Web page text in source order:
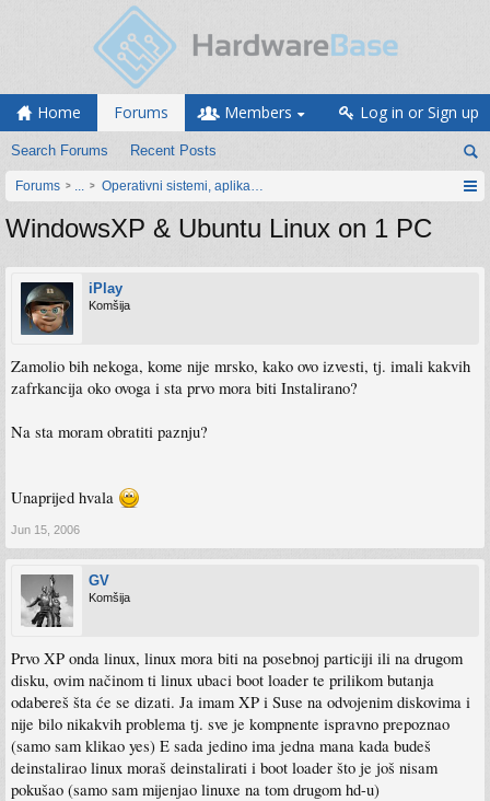
Home Forums
Search Forums Recent Posts
Members Log in or Sign up
Forums ... Operativni sistemi, aplikacije i programiranje
WindowsXP & Ubuntu Linux on 1 PC
iPlay
Komšija
Zamolio bih nekoga, kome nije mrsko, kako ovo izvesti, tj. imali kakvih
zafrkancija oko ovoga i sta prvo mora biti Instalirano?
Na sta moram obratiti paznju?
Unaprijed hvala
Jun 15, 2006
GV
Komšija
Prvo XP onda linux, linux mora biti na posebnoj particiji ili na drugom
disku, ovim načinom ti linux ubaci boot loader te prilikom butanja
odabereš šta će se dizati. Ja imam XP i Suse na odvojenim diskovima i
nije bilo nikakvih problema tj. sve je kompnente ispravno prepoznao
(samo sam klikao yes) E sada jedino ima jedna mana kada budeš
deinstalirao linux moraš deinstalirati i boot loader što je još nisam
pokušao (samo sam mijenjao linuxe na tom drugom hd-u)